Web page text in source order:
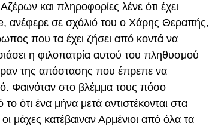
και πληροφορίες λένε ότι έχει
ανέφερε σε σχόλιό του ο Χάρης Θεραπής,
που τα έχει ζήσει από κοντά να
η φιλοπατρία αυτού του πληθυσμού
της απόστασης που έπρεπε να
Φαινόταν στο βλέμμα τους πόσο
ότι ένα μήνα μετά αντιστέκονται στα
μάχες κατέβαιναν Αρμένιοι από όλα τα